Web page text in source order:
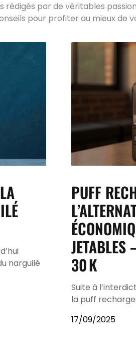
par de véritables
pour profiter au mieux de
narguilé
PUFF
JETABLES
30 K
Suite à
la puff
17/09/2025